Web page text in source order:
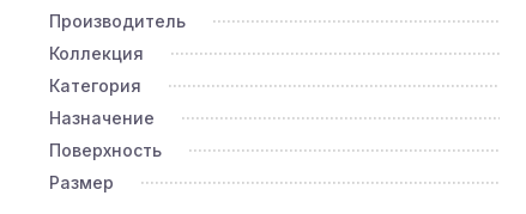
Производитель
Коллекция
Категория
Назначение
Поверхность
Размер